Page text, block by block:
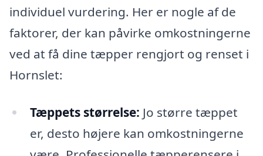
individuel vurdering. Her er nogle af de
faktorer, der kan påvirke omkostningerne
ved at få dine tæpper rengjort og renset i
Hornslet:
Tæppets størrelse: Jo større tæppet
er, desto højere kan omkostningerne